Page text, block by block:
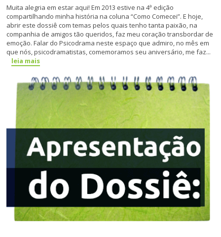
Muita alegria em estar aqui! Em 2013 estive na 4ª edição
compartilhando minha história na coluna “Como Comecei”. E hoje,
abrir este dossiê com temas pelos quais tenho tanta paixão, na
companhia de amigos tão queridos, faz meu coração transbordar de
emoção. Falar do Psicodrama neste espaço que admiro, no mês em
que nós, psicodramatistas, comemoramos seu aniversário, me faz...
leia mais